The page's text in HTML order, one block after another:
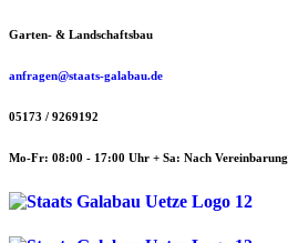
Zum
springen
Garten- & Landschaftsbau
anfragen@staats-galabau.de
05173 / 9269192
Mo-Fr: 08:00 - 17:00 Uhr + Sa: Nach Vereinbarung